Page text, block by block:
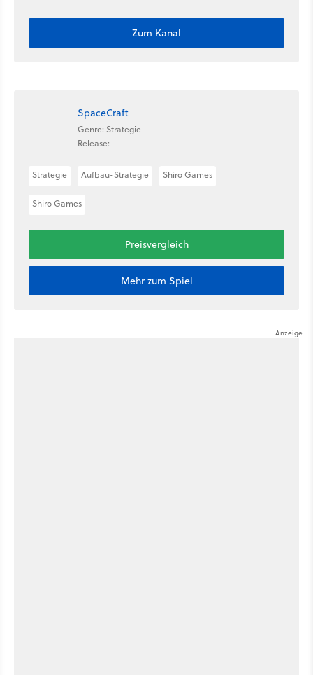
Zum Kanal
SpaceCraft
Genre: Strategie
Release:
Strategie Aufbau-Strategie Shiro Games
Shiro Games
Preisvergleich
Mehr zum Spiel